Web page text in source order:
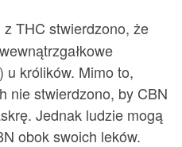
THC stwierdzono, że
u królików. Mimo to,
nie stwierdzono, by CBN
Jednak ludzie mogą
obok swoich leków.